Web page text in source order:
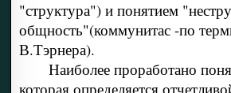
"структура") и понятием
общность"(коммунитас -по
В.Тэрнера).
Наиболее проработано
которая определяется